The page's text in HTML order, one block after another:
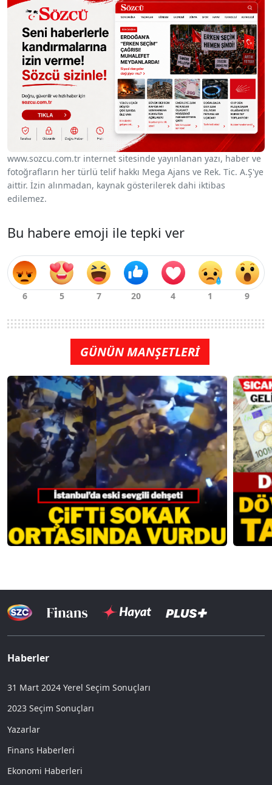
www.sozcu.com.tr internet sitesinde yayınlanan yazı, haber ve
fotoğrafların her türlü telif hakkı Mega Ajans ve Rek. Tic. A.Ş'ye
aittir. İzin alınmadan, kaynak gösterilerek dahi iktibas
edilemez.
Bu habere emoji ile tepki ver
GÜNÜN MANŞETLERİ
Haberler
31 Mart 2024 Yerel Seçim Sonuçları
2023 Seçim Sonuçları
Yazarlar
Finans Haberleri
Ekonomi Haberleri